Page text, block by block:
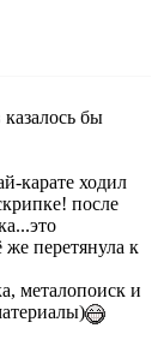
бы
карате ходил
после
перетянула к
металопоиск и